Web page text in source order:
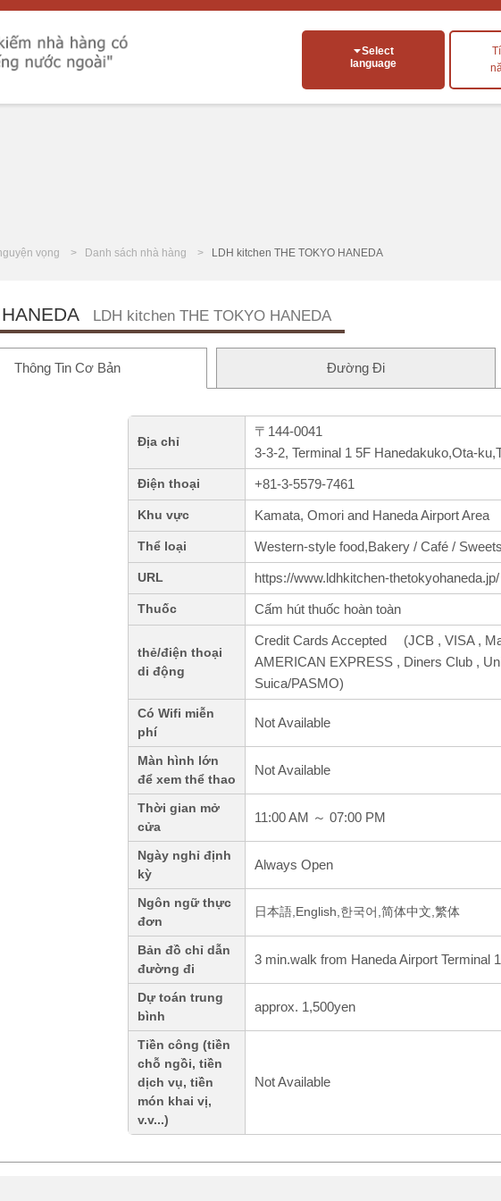
Select
language
vọng Danh sách nhà hàng LDH kitchen THE TOKYO HANEDA
LDH kitchen THE TOKYO HANEDA
Thông Tin Cơ Bản Đường Đi
Địa chỉ
〒144-0041
3-3-2, Terminal 1 5F Hanedakuko,Ota-
Điện thoại +81-3-5579-7461
Khu vực Kamata, Omori and Haneda Airport Area
Thể loại Western-style food,Bakery / Café / Sweets
URL https://www.ldhkitchen-thetokyohaneda.jp/
Thuốc Cấm hút thuốc hoàn toàn
thẻ/điện thoại
di động
Credit Cards Accepted (JCB , VISA ,
AMERICAN EXPRESS , Diners Club ,
Suica/PASMO)
Có Wifi miễn
phí
Not Available
Màn hình lớn
để xem thể thao
Not Available
Thời gian mở
cửa
11:00 AM ～ 07:00 PM
Ngày nghỉ định
kỳ
Always Open
Ngôn ngữ thực
đơn
日本語,English,한국어,简体中文,繁体
Bản đồ chỉ dẫn
đường đi
3 min.walk from Haneda Airport Terminal
Dự toán trung
bình
approx. 1,500yen
Tiền công (tiền
chỗ ngồi, tiền
dịch vụ, tiền
món khai vị,
v.v...)
Not Available